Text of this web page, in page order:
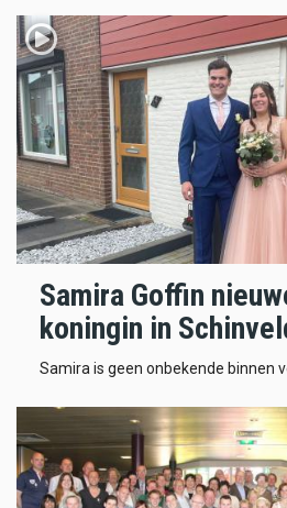
Samira Goffin
koningin in
Samira is geen onbekende binnen